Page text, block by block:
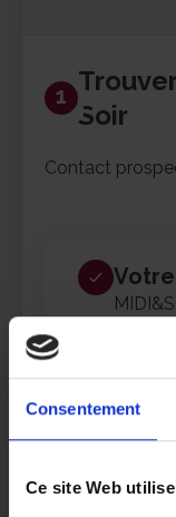
Consentement
Ce site Web
1
Soir
Contact
Votre